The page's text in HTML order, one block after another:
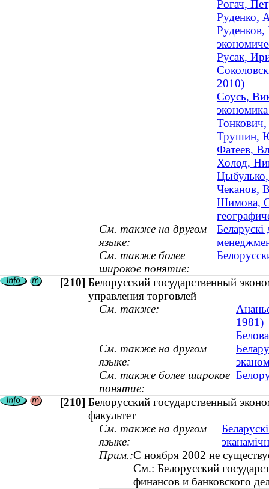
Рогач,
Руденко,
Руденков,
Русак,
2010)
Соусь,
Тонкович,
Трушин,
Фатеев,
Холод,
Чеканов,
Шимова,
См. также на другом
языке:
Беларускі
См. также более
широкое понятие:
[210] Белорусский государственный
управления торговлей
См. также:
1981)
См. также на другом
языке:
См. также более широкое
понятие:
[210] Белорусский государственный
факультет
См. также на другом
языке:
Прим.:С ноября 2002 не
См.: Белорусский
финансов и банковского